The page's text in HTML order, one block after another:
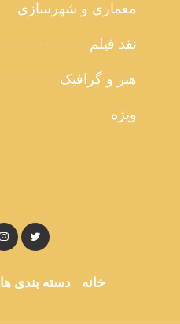
معماری و شهرسازی
نقد فیلم
هنر و گرافیک
ویژه
خانه دسته بندی ها